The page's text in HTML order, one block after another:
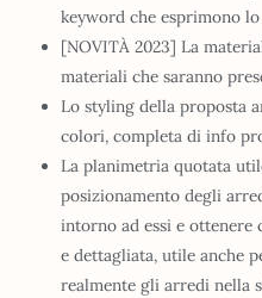
keyword che esprimono
[NOVITÀ 2023]La
materiali che saranno
Lo styling della proposta
colori,completa di info
La planimetria quotata
posizionamento degli
intorno ad essi e ottenere
e dettagliata,utile anche
realmente gli arredi nella